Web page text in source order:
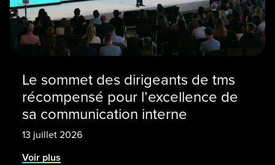
Le sommet des dirigeants de tms
récompensé pour l’excellence de
sa communication interne
13 juillet 2026
Voir plus